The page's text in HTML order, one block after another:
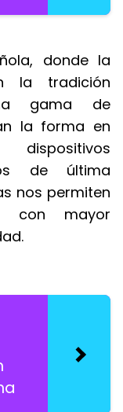
donde la
la tradición
gama de
la forma en
de última
nos permiten
con mayor